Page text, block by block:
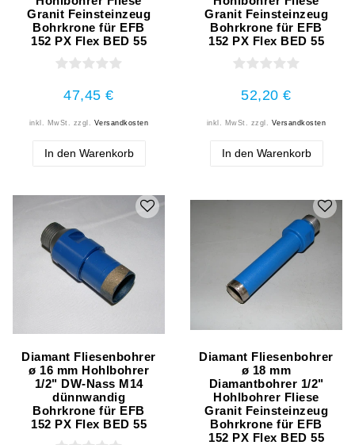
Granit Feinsteinzeug
Bohrkrone für EFB
152 PX Flex BED 55
47,45 €
inkl. MwSt. zzgl. Versandkosten
In den Warenkorb
Granit Feinsteinzeug
Bohrkrone für EFB
152 PX Flex BED 55
52,20 €
inkl. MwSt. zzgl. Versandkosten
In den Warenkorb
Diamant Fliesenbohrer
ø 16 mm Hohlbohrer
1/2" DW-Nass M14
dünnwandig
Bohrkrone für EFB
152 PX Flex BED 55
Diamant Fliesenbohrer
ø 18 mm
Diamantbohrer 1/2"
Hohlbohrer Fliese
Granit Feinsteinzeug
Bohrkrone für EFB
152 PX Flex BED 55